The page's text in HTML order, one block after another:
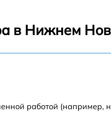
в Нижнем
работой (например,